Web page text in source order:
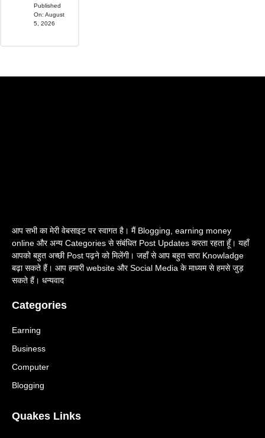
Published
On: August
5, 2026
आप सभी का मेरी वेबसाइट पर स्वागत है। मैं Blogging, earning money
online और अन्य Categories से संबंधित Post Updates करता रहता हूँ। यहाँ
आपको बहुत अच्छी Post पढ़ने को मिलेंगी। जहाँ से आप बहुत सारा Knowladge
बढ़ा सकते हैं। आप हमारी website और Social Media के माध्यम से हमसे जुड़
सकते हैं। धन्यवाद
Categories
Earning
Business
Computer
Blogging
Quakes Links